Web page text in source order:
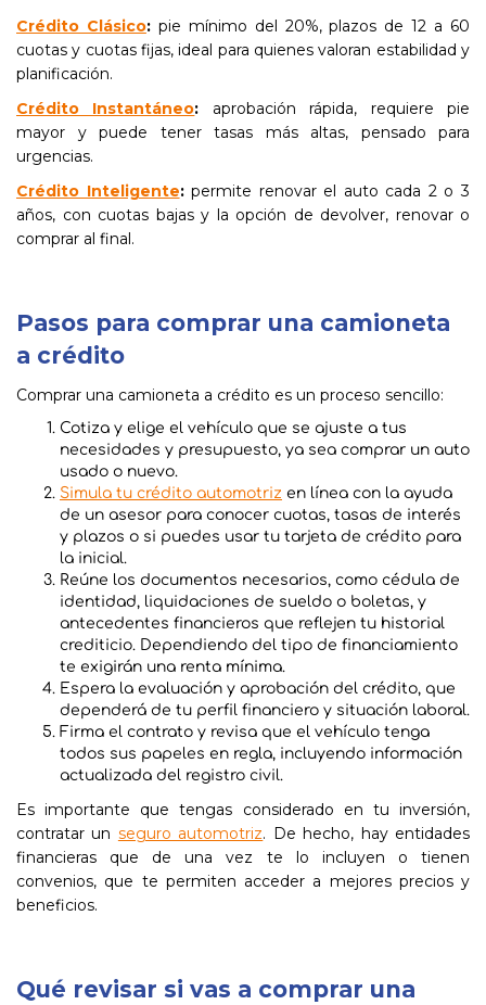
Crédito Clásico:pie mínimo del 20%, plazos de 12 a 60
cuotas y cuotas fijas, ideal para quienes valoran estabilidad y
planificación.
Crédito Instantáneo: aprobación rápida, requiere pie
mayor y puede tener tasas más altas, pensado para
urgencias.
Crédito Inteligente:permite renovar el auto cada 2 o 3
años, con cuotas bajas y la opción de devolver, renovar o
comprar al final.
Pasos para comprar una camioneta
a crédito
Comprar una camioneta a crédito es un proceso sencillo:
Cotiza y elige el vehículo que se ajuste a tus
necesidades y presupuesto, ya sea comprar un auto
usado o nuevo.
Simula tu crédito automotriz en línea con la ayuda
de un asesor para conocer cuotas, tasas de interés
y plazos o si puedes usar tu tarjeta de crédito para
la inicial.
Reúne los documentos necesarios, como cédula de
identidad, liquidaciones de sueldo o boletas, y
antecedentes financieros que reflejen tu historial
crediticio. Dependiendo del tipo de financiamiento
te exigirán una renta mínima.
Espera la evaluación y aprobación del crédito, que
dependerá de tu perfil financiero y situación laboral.
Firma el contrato y revisa que el vehículo tenga
todos sus papeles en regla, incluyendo información
actualizada del registro civil.
Es importante que tengas considerado en tu inversión,
contratar un seguro automotriz. De hecho, hay entidades
financieras que de una vez te lo incluyen o tienen
convenios, que te permiten acceder a mejores precios y
beneficios.
Qué revisar si vas a comprar una